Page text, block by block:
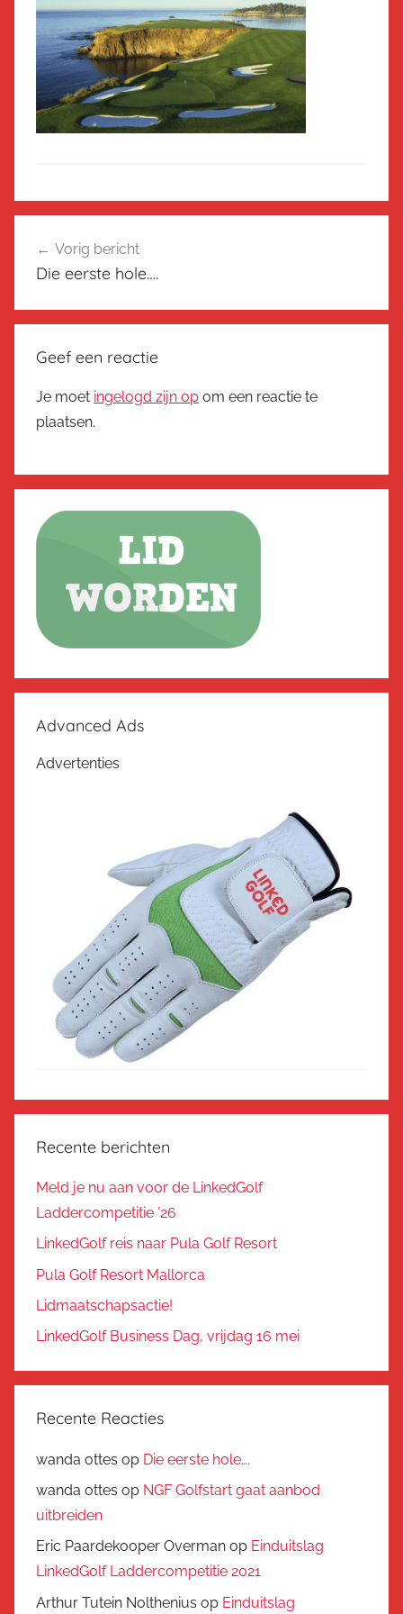
navigatie
Vorig bericht
Die eerste hole….
Geef een reactie
Je moet ingelogd zijn op om een reactie te
plaatsen.
Advanced Ads
Advertenties
Recente berichten
Meld je nu aan voor de LinkedGolf
Laddercompetitie ’26
LinkedGolf reis naar Pula Golf Resort
Pula Golf Resort Mallorca
Lidmaatschapsactie!
LinkedGolf Business Dag, vrijdag 16 mei
Recente Reacties
wanda ottes op Die eerste hole….
wanda ottes op NGF Golfstart gaat aanbod
uitbreiden
Eric Paardekooper Overman op Einduitslag
LinkedGolf Laddercompetitie 2021
Arthur Tutein Nolthenius op Einduitslag